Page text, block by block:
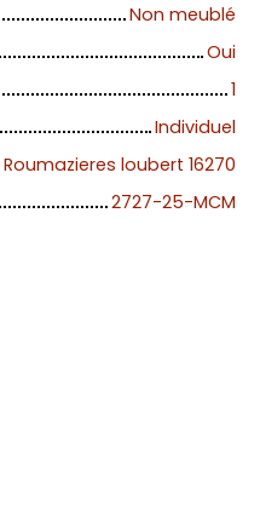
Non meublé
Oui
1
Individuel
Roumazieres loubert 16270
2727-25-MCM